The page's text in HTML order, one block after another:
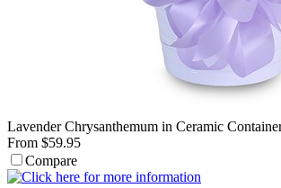
Lavender Chrysanthemum in Ceramic
From $59.95
Compare